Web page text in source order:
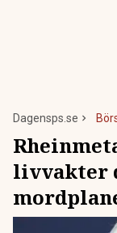
Dagensps.se
livvakter